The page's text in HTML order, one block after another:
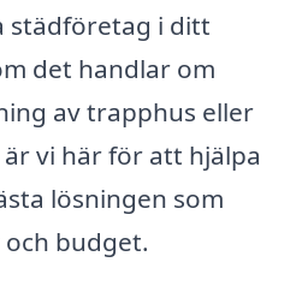
städföretag i ditt
det handlar om
av trapphus eller
vi här för att hjälpa
lösningen som
budget.